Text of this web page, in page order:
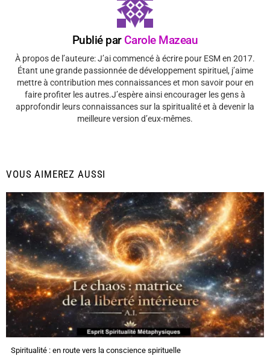
Publié par Carole Mazeau
À propos de l’auteure: J’ai commencé à écrire pour ESM en 2017.
Étant une grande passionnée de développement spirituel, j’aime
mettre à contribution mes connaissances et mon savoir pour en
faire profiter les autres.J’espère ainsi encourager les gens à
approfondir leurs connaissances sur la spiritualité et à devenir la
meilleure version d’eux-mêmes.
VOUS AIMEREZ AUSSI
Spiritualité : en route vers la conscience spirituelle